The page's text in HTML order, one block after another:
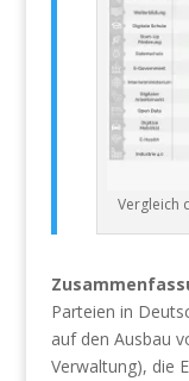
Vergleich
Parteien in
auf den Ausbau
Verwaltung), die